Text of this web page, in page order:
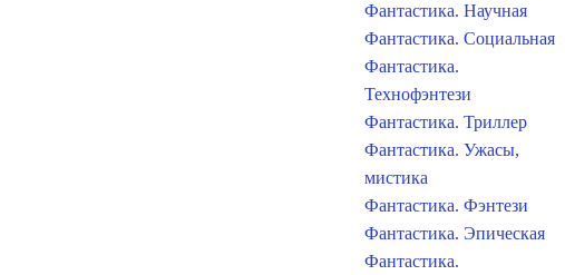
Фантастика. Научная
Фантастика. Социальная
Фантастика.
Технофэнтези
Фантастика. Триллер
Фантастика. Ужасы,
мистика
Фантастика. Фэнтези
Фантастика. Эпическая
Фантастика.